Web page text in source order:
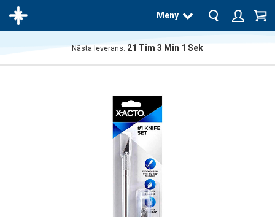
Meny
Nästa leverans: 21 Tim 3 Min 0 Sek